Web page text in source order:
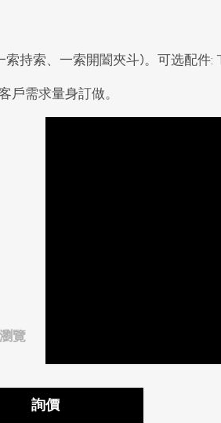
持索、一索開闔夾斗)。可选配件:
戶需求量身訂做。
覽
詢價